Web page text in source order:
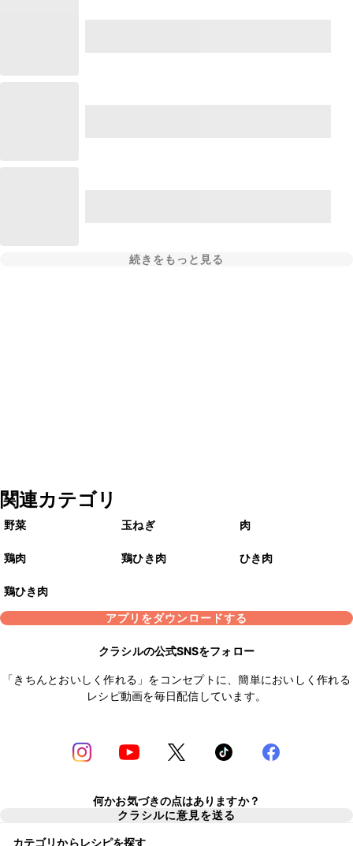
続きをもっと見る
関連カテゴリ
野菜 玉ねぎ 肉
鶏肉 鶏ひき肉 ひき肉
鶏ひき肉
アプリをダウンロードする
クラシルの公式SNSをフォロー
「きちんとおいしく作れる」をコンセプトに、簡単においしく作れる
レシピ動画を毎日配信しています。
何かお気づきの点はありますか？
クラシルに意見を送る
カテゴリからレシピを探す